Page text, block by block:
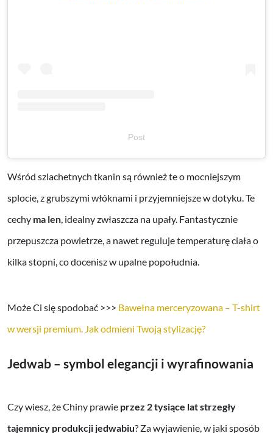
Post
Wśród szlachetnych tkanin są również te o mocniejszym
splocie, z grubszymi włóknami i przyjemniejsze w dotyku. Te
cechy ma len, idealny zwłaszcza na upały. Fantastycznie
przepuszcza powietrze, a nawet reguluje temperaturę ciała o
kilka stopni, co docenisz w upalne popołudnia.
Może Ci się spodobać >>> Bawełna merceryzowana – T-shirt
w wersji premium. Jak odmieni Twoją stylizację?
Jedwab – symbol elegancji i wyrafinowania
Czy wiesz, że Chiny prawie przez 2 tysiące lat strzegły
tajemnicy produkcji jedwabiu? Za wyjawienie, w jaki sposób